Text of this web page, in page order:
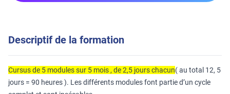
Descriptif de la formation
Cursus de 5 modules sur 5 mois , de 2,5 jours chacun( au total 12, 5
jours = 90 heures ). Les différents modules font partie d’un cycle